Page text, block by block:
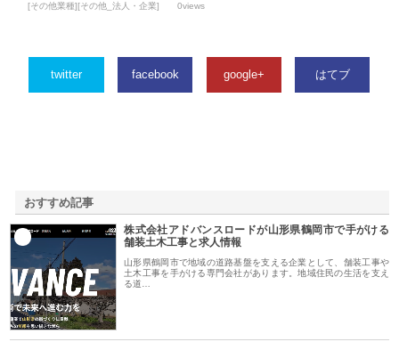
[その他業種][その他_法人・企業] 0views
twitter facebook google+ はてブ
おすすめ記事
株式会社アドバンスロードが山形県鶴岡市で手がける
舗装土木工事と求人情報
山形県鶴岡市で地域の道路基盤を支える企業として、舗装工事や
土木工事を手がける専門会社があります。地域住民の生活を支え
る道…